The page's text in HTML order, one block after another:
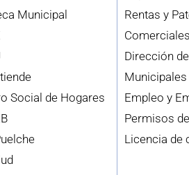
Municipal
Social de Hogares
Rentas y
Comerciales
Dirección
Municipales
Empleo y
Permisos
Licencia de